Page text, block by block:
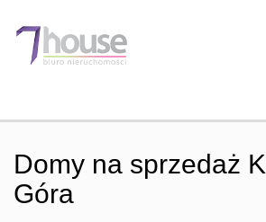
Domy na sprzedaż
Góra